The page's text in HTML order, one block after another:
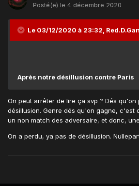
Posté(e) le 4 décembre 2020
Le 03/12/2020 à 23:32,
Après notre désillusion contre Paris
On peut arrêter de lire ça svp ? Dés qu'on
désillusion. Genre dés qu'on gagne, c'est
un non match des adversaire, et donc,
On a perdu, ya pas de désillusion.